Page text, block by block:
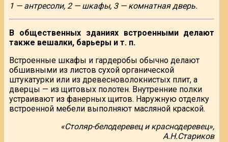
1 — антресоли, 2 — шкафы, 3 — комнатная дверь.
В общественных зданиях встроенными делают
также вешалки, барьеры и т. п.
Встроенные шкафы и гардеробы обычно делают
обшивными из листов сухой органической
штукатурки или из древесноволокнистых плит, а
дверцы — из щитовых полотен. Внутренние полки
устраивают из фанерных щитов. Наружную отделку
встроенной мебели выполняют масляной краской.
«Столяр-белодеревец и краснодеревец»,
А.Н.Стариков